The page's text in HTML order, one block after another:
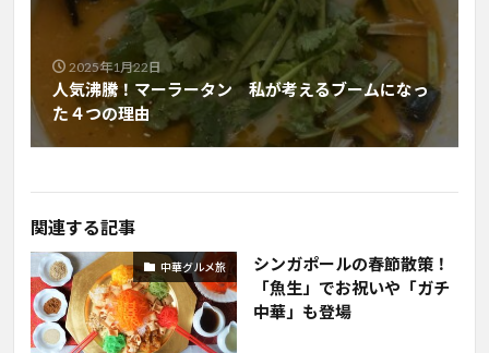
2025年1月22日
人気沸騰！マーラータン 私が考えるブームになっ
た４つの理由
関連する記事
中華グルメ旅
シンガポールの春節散策！
「魚生」でお祝いや「ガチ
中華」も登場